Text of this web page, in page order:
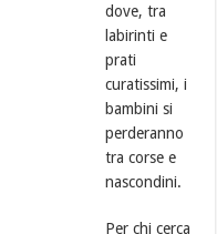
dove, tra
labirinti e
prati
curatissimi, i
bambini si
perderanno
tra corse e
nascondini.
Per chi cerca